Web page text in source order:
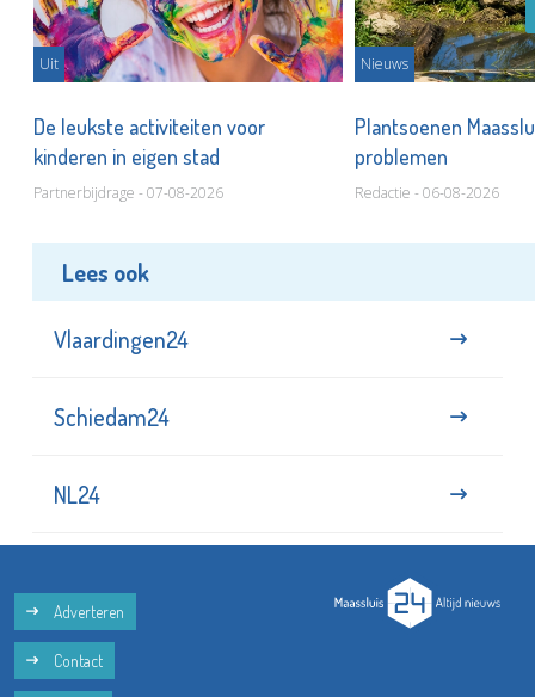
Uit
De leukste activiteiten voor
kinderen in eigen stad
Partnerbijdrage - 07-08-2026
Nieuws
Plantsoenen
problemen
Redactie - 06-08-2026
Lees ook
Vlaardingen24
Schiedam24
NL24
Adverteren
Contact